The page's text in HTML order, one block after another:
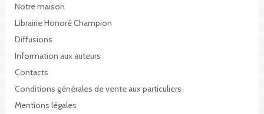
Notre maison
Librairie Honoré Champion
Diffusions
Information aux auteurs
Contacts
Conditions générales de vente aux particuliers
Mentions légales